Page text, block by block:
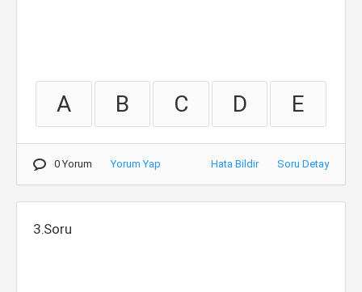
A B C D E
0 Yorum Yorum Yap Hata Bildir Soru Detay
3.Soru